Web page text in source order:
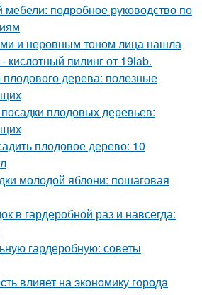
подробное руководство по
и неровным тоном лица нашла
кислотный пилинг от 19lab.
дерева: полезные
плодовых деревьев:
плодовое дерево: 10
молодой яблони: пошаговая
в гардеробной раз и навсегда:
гардеробную: советы
влияет на экономику города